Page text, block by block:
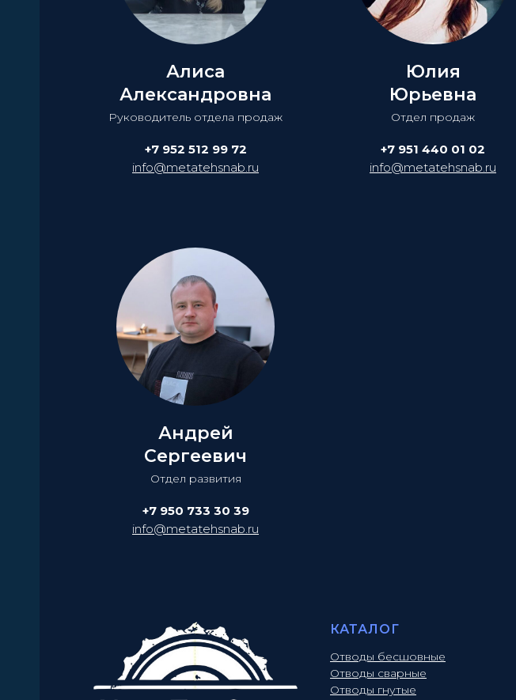
Алиса
Александровна
Руководитель отдела продаж
+7 952 512 99 72
info@metatehsnab.ru
Юлия
Юрьевна
Отдел продаж
+7 951 440 01 02
info@metatehsnab.ru
Андрей
Сергеевич
Отдел развития
+7 950 733 30 39
info@metatehsnab.ru
КАТАЛОГ
Отводы бесшовные
Отводы сварные
Отводы гнутые